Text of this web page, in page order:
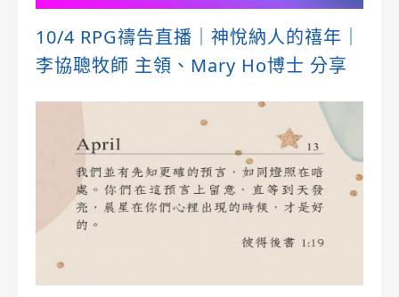
10/4 RPG禱告直播｜神悅納人的禧年｜
李協聰牧師 主領、Mary Ho博士 分享